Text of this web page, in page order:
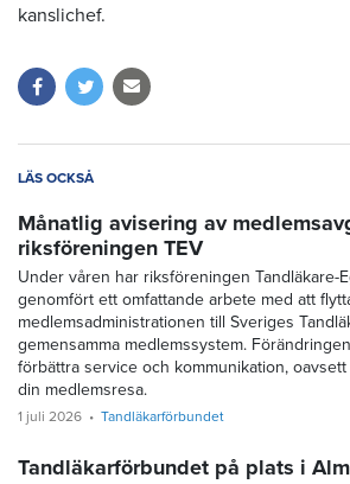
kanslichef.
LÄS OCKSÅ
Månatlig avisering av
riksföreningen TEV
Under våren har riksföreningen Tandläkare-
genomfört ett omfattande arbete med att
medlemsadministrationen till Sveriges
gemensamma medlemssystem.
förbättra service och kommunikation,
din medlemsresa.
1 juli 2026 Tandläkarförbundet
Tandläkarförbundet på plats i